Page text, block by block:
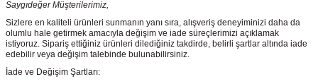
Saygıdeğer Müşterilerimiz,
Sizlere en kaliteli ürünleri sunmanın yanı sıra, alışveriş deneyiminizi daha da
olumlu hale getirmek amacıyla değişim ve iade süreçlerimizi açıklamak
istiyoruz. Sipariş ettiğiniz ürünleri dilediğiniz takdirde, belirli şartlar altında iade
edebilir veya değişim talebinde bulunabilirsiniz.
İade ve Değişim Şartları: